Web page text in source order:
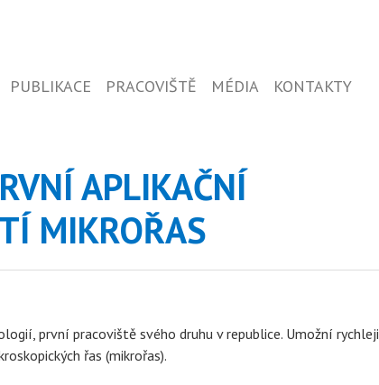
PUBLIKACE PRACOVIŠTĚ MÉDIA KONTAKTY
APLIKAČNÍ
MIKROŘAS
první pracoviště svého druhu v republice. Umožní rychleji
řas (mikrořas).